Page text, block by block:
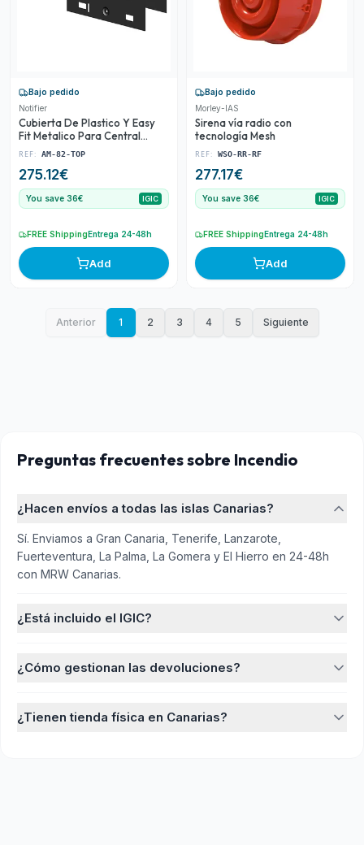
Bajo pedido
Notifier
Cubierta De Plastico Y Easy
Fit Metalico Para Central
Analogica Am-8200
REF: AM-82-TOP
275.12€
You save 36€ IGIC
FREE Shipping Entrega 24-48h
Add
Bajo pedido
Morley-IAS
Sirena vía radio con
tecnología Mesh
REF: WSO-RR-RF
277.17€
You save 36€ IGIC
FREE Shipping Entrega 24-48h
Add
Anterior 1 2 3 4 5 Siguiente
Preguntas frecuentessobre Incendio
¿Hacen envíos a todas las islas Canarias?
Sí. Enviamos a Gran Canaria, Tenerife, Lanzarote,
Fuerteventura, La Palma, La Gomera y El Hierro en 24-48h
con MRW Canarias.
¿Está incluido el IGIC?
¿Cómo gestionan las devoluciones?
¿Tienen tienda física en Canarias?